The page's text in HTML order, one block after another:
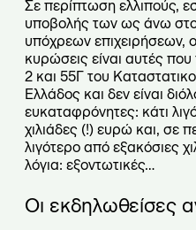
Σε περίπτωση ελλιπούς,
υποβολής των ως άνω
υπόχρεων επιχειρήσεων,
κυρώσεις είναι αυτές
2 και 55Γ του
Ελλάδος και δεν είναι
ευκαταφρόνητες: κάτι
χιλιάδες (!) ευρώ και, σε
λιγότερο από εξακόσιες
λόγια: εξοντωτικές…
Οι εκδηλωθείσες